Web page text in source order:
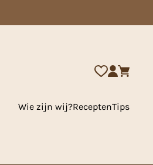
Wie zijn wij?ReceptenTips